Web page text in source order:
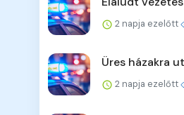
2 napja ezelőtt
Üres házakra
2 napja ezelőtt